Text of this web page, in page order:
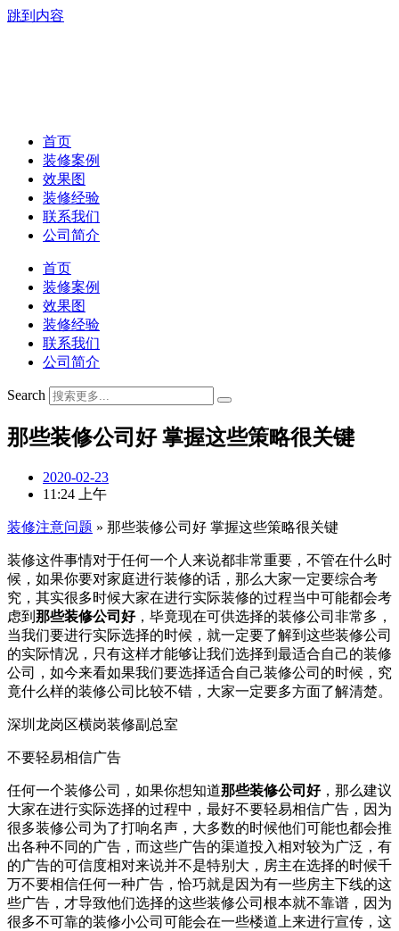
跳到内容
首页
装修案例
效果图
装修经验
联系我们
公司简介
首页
装修案例
效果图
装修经验
联系我们
公司简介
Search
那些装修公司好 掌握这些策略很关键
2020-02-23
11:24 上午
装修注意问题 » 那些装修公司好 掌握这些策略很关键
装修这件事情对于任何一个人来说都非常重要，不管在什么时
候，如果你要对家庭进行装修的话，那么大家一定要综合考
究，其实很多时候大家在进行实际装修的过程当中可能都会考
虑到 那些装修公司好，毕竟现在可供选择的装修公司非常多，
当我们要进行实际选择的时候，就一定要了解到这些装修公司
的实际情况，只有这样才能够让我们选择到最适合自己的装修
公司，如今来看如果我们要选择适合自己装修公司的时候，究
竟什么样的装修公司比较不错，大家一定要多方面了解清楚。
深圳龙岗区横岗装修副总室
不要轻易相信广告
任何一个装修公司，如果你想知道那些装修公司好，那么建议
大家在进行实际选择的过程中，最好不要轻易相信广告，因为
很多装修公司为了打响名声，大多数的时候他们可能也都会推
出各种不同的广告，而这些广告的渠道投入相对较为广泛，有
的广告的可信度相对来说并不是特别大，房主在选择的时候千
万不要相信任何一种广告，恰巧就是因为有一些房主下线的这
些广告，才导致他们选择的这些装修公司根本就不靠谱，因为
很多不可靠的装修小公司可能会在一些楼道上来进行宣传，这